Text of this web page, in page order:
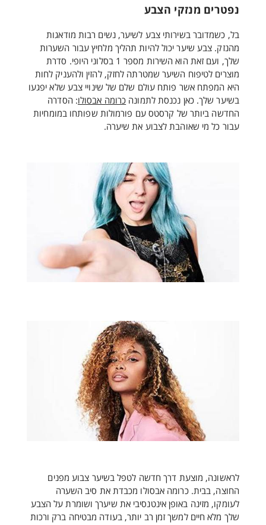
נפטרים מנזקי הצבע
בל, כשמדובר בשירותי צבע לשיער, נשים רבות מודאגות
מהנזק. צבע שיער יכול להיות תהליך מלחיץ עבור השערות
שלך, ועם זאת הוא השירות מספר 1 בסלוני היופי. סדרת
מוצרים לטיפוח השיער שמטרתה לחזק, להזין ולהעניק לחות
היא המפתח אשר פותח עולם שלם של שינויי צבע שלא יפגעו
בשיער שלך. כאן נכנסת לתמונה כרומה אבסולו: הסדרה
החדשה ביותר של קרסטס עם פורמולות שפותחו במומחיות
עבור כל מי שאוהבת לצבוע את שיערה.
לראשונה, מוצעת דרך חדשה לטפל בשיער צבוע מפנים
החוצה, בבית. כרומה אבסולו מכבדת את סיב השערה
לעומקו, מזינה באופן אינטנסיבי את שיערך ושומרת על הצבע
שלך מלא חיים למשך זמן רב יותר, בעודה מבטיחה ברק ורכות